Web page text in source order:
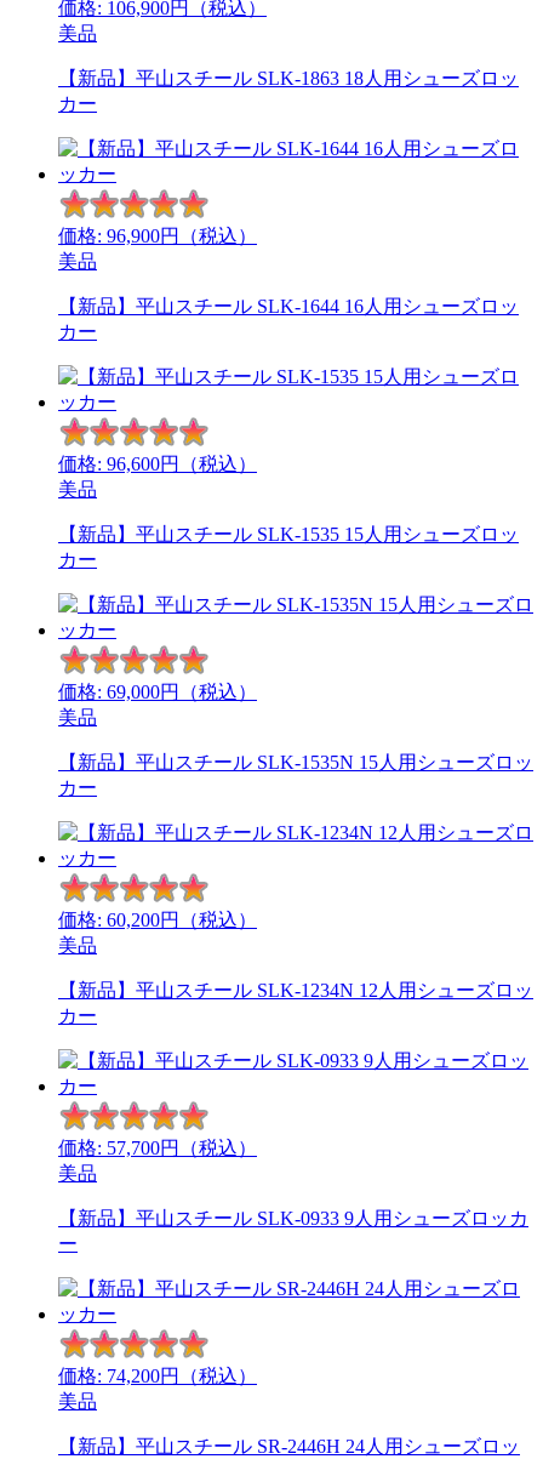
価格: 106,900円（税込）
美品
【新品】平山スチール SLK-1863 18人用シューズロッ
カー
価格: 96,900円（税込）
美品
【新品】平山スチール SLK-1644 16人用シューズロッ
カー
価格: 96,600円（税込）
美品
【新品】平山スチール SLK-1535 15人用シューズロッ
カー
価格: 69,000円（税込）
美品
【新品】平山スチール SLK-1535N 15人用シューズロッ
カー
価格: 60,200円（税込）
美品
【新品】平山スチール SLK-1234N 12人用シューズロッ
カー
価格: 57,700円（税込）
美品
【新品】平山スチール SLK-0933 9人用シューズロッカ
ー
価格: 74,200円（税込）
美品
【新品】平山スチール SR-2446H 24人用シューズロッ